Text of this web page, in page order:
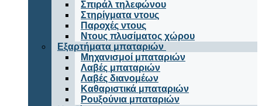
Σπιράλ τηλεφώνου
Στηρίγματα ντους
Παροχές ντους
Ντους πλυσίματος χώρου
Εξαρτήματα μπαταριών
Μηχανισμοί μπαταριών
Λαβές μπαταριών
Λαβές διανομέων
Καθαριστικά μπαταριών
Ρουξούνια μπαταριών